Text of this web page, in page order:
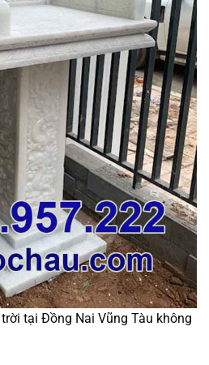
tại Đồng Nai Vũng Tàu không